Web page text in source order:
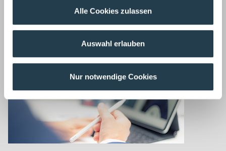
Alle Cookies zulassen
Auswahl erlauben
Nur notwendige Cookies
Auf dem neuesten Stand
Unsere Mitarbeiter befassen sich für unsere Mandanten
laufend mit aktuellen Themen aus
Wirtschaftsprüfung ›